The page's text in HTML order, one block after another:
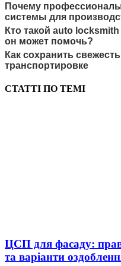
Почему
системы для
Кто такой auto
он может помочь?
Как сохранить
транспортировке
СТАТТІ ПО ТЕМІ
ЦСП для фасаду:
та варіанти